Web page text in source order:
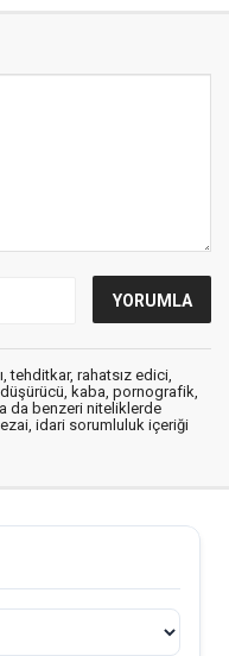
tehditkar, rahatsız edici,
düşürücü, kaba, pornografik,
da benzeri niteliklerde
idari sorumluluk içeriği